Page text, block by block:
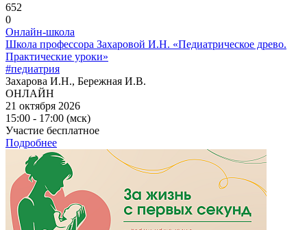
652
0
Онлайн-школа
Школа профессора Захаровой И.Н. «Педиатрическое древо.
Практические уроки»
#педиатрия
Захарова И.Н., Бережная И.В.
ОНЛАЙН
21 октября 2026
15:00 - 17:00 (мск)
Участие бесплатное
Подробнее